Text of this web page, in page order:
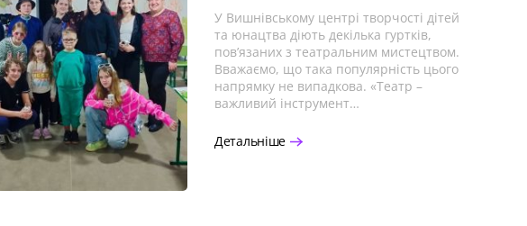
У Вишнівському центрі творчості дітей
та юнацтва діють декілька гуртків,
пов’язаних з театральним мистецтвом.
Вважаємо, що така популярність цього
напрямку не випадкова. «Театр –
важливий інструмент…
Детальніше